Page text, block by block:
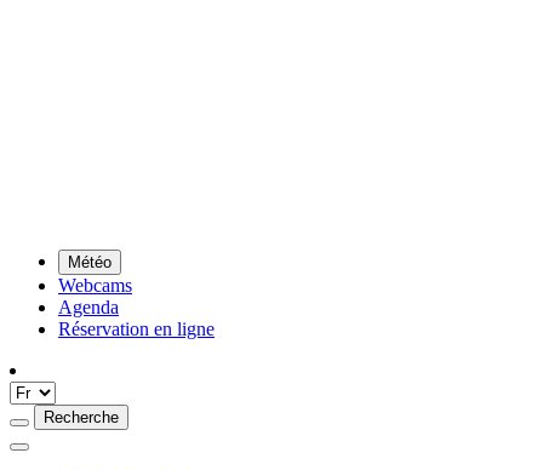
Météo
Webcams
Agenda
Réservation en ligne
Recherche